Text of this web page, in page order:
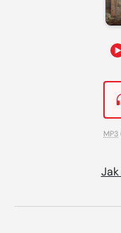
MP3